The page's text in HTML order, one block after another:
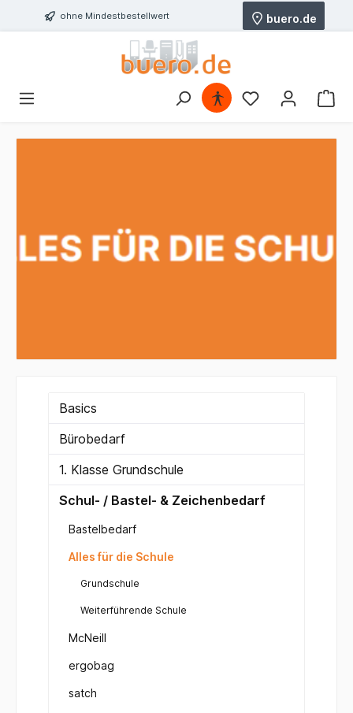
ohne Mindestbestellwert buero.de
Basics
Bürobedarf
1. Klasse Grundschule
Schul- / Bastel- & Zeichenbedarf
Bastelbedarf
Alles für die Schule
Grundschule
Weiterführende Schule
McNeill
ergobag
satch